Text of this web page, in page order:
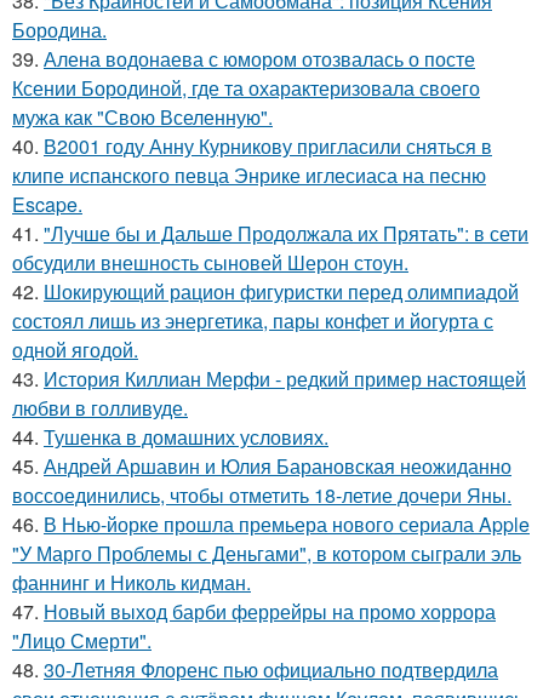
Бородина.
39. Алена водонаева с юмором отозвалась о посте
Ксении Бородиной, где та охарактеризовала своего
мужа как "Свою Вселенную".
40. В2001 году Анну Курникову пригласили сняться в
клипе испанского певца Энрике иглесиаса на песню
Escape.
41. "Лучше бы и Дальше Продолжала их Прятать": в сети
обсудили внешность сыновей Шерон стоун.
42. Шокирующий рацион фигуристки перед олимпиадой
состоял лишь из энергетика, пары конфет и йогурта с
одной ягодой.
43. История Киллиан Мерфи - редкий пример настоящей
любви в голливуде.
44. Тушенка в домашних условиях.
45. Андрей Аршавин и Юлия Барановская неожиданно
воссоединились, чтобы отметить 18-летие дочери Яны.
46. В Нью-йорке прошла премьера нового сериала Apple
"У Марго Проблемы с Деньгами", в котором сыграли эль
фаннинг и Николь кидман.
47. Новый выход барби феррейры на промо хоррора
"Лицо Смерти".
48. 30-Летняя Флоренс пью официально подтвердила